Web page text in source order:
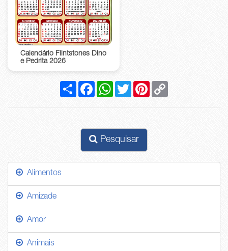
Calendário Flintstones Dino
e Pedrita 2026
CompartilharFacebookWhatsApp
Twitter Pinterest
Pesquisar
Alimentos
Amizade
Amor
Animais